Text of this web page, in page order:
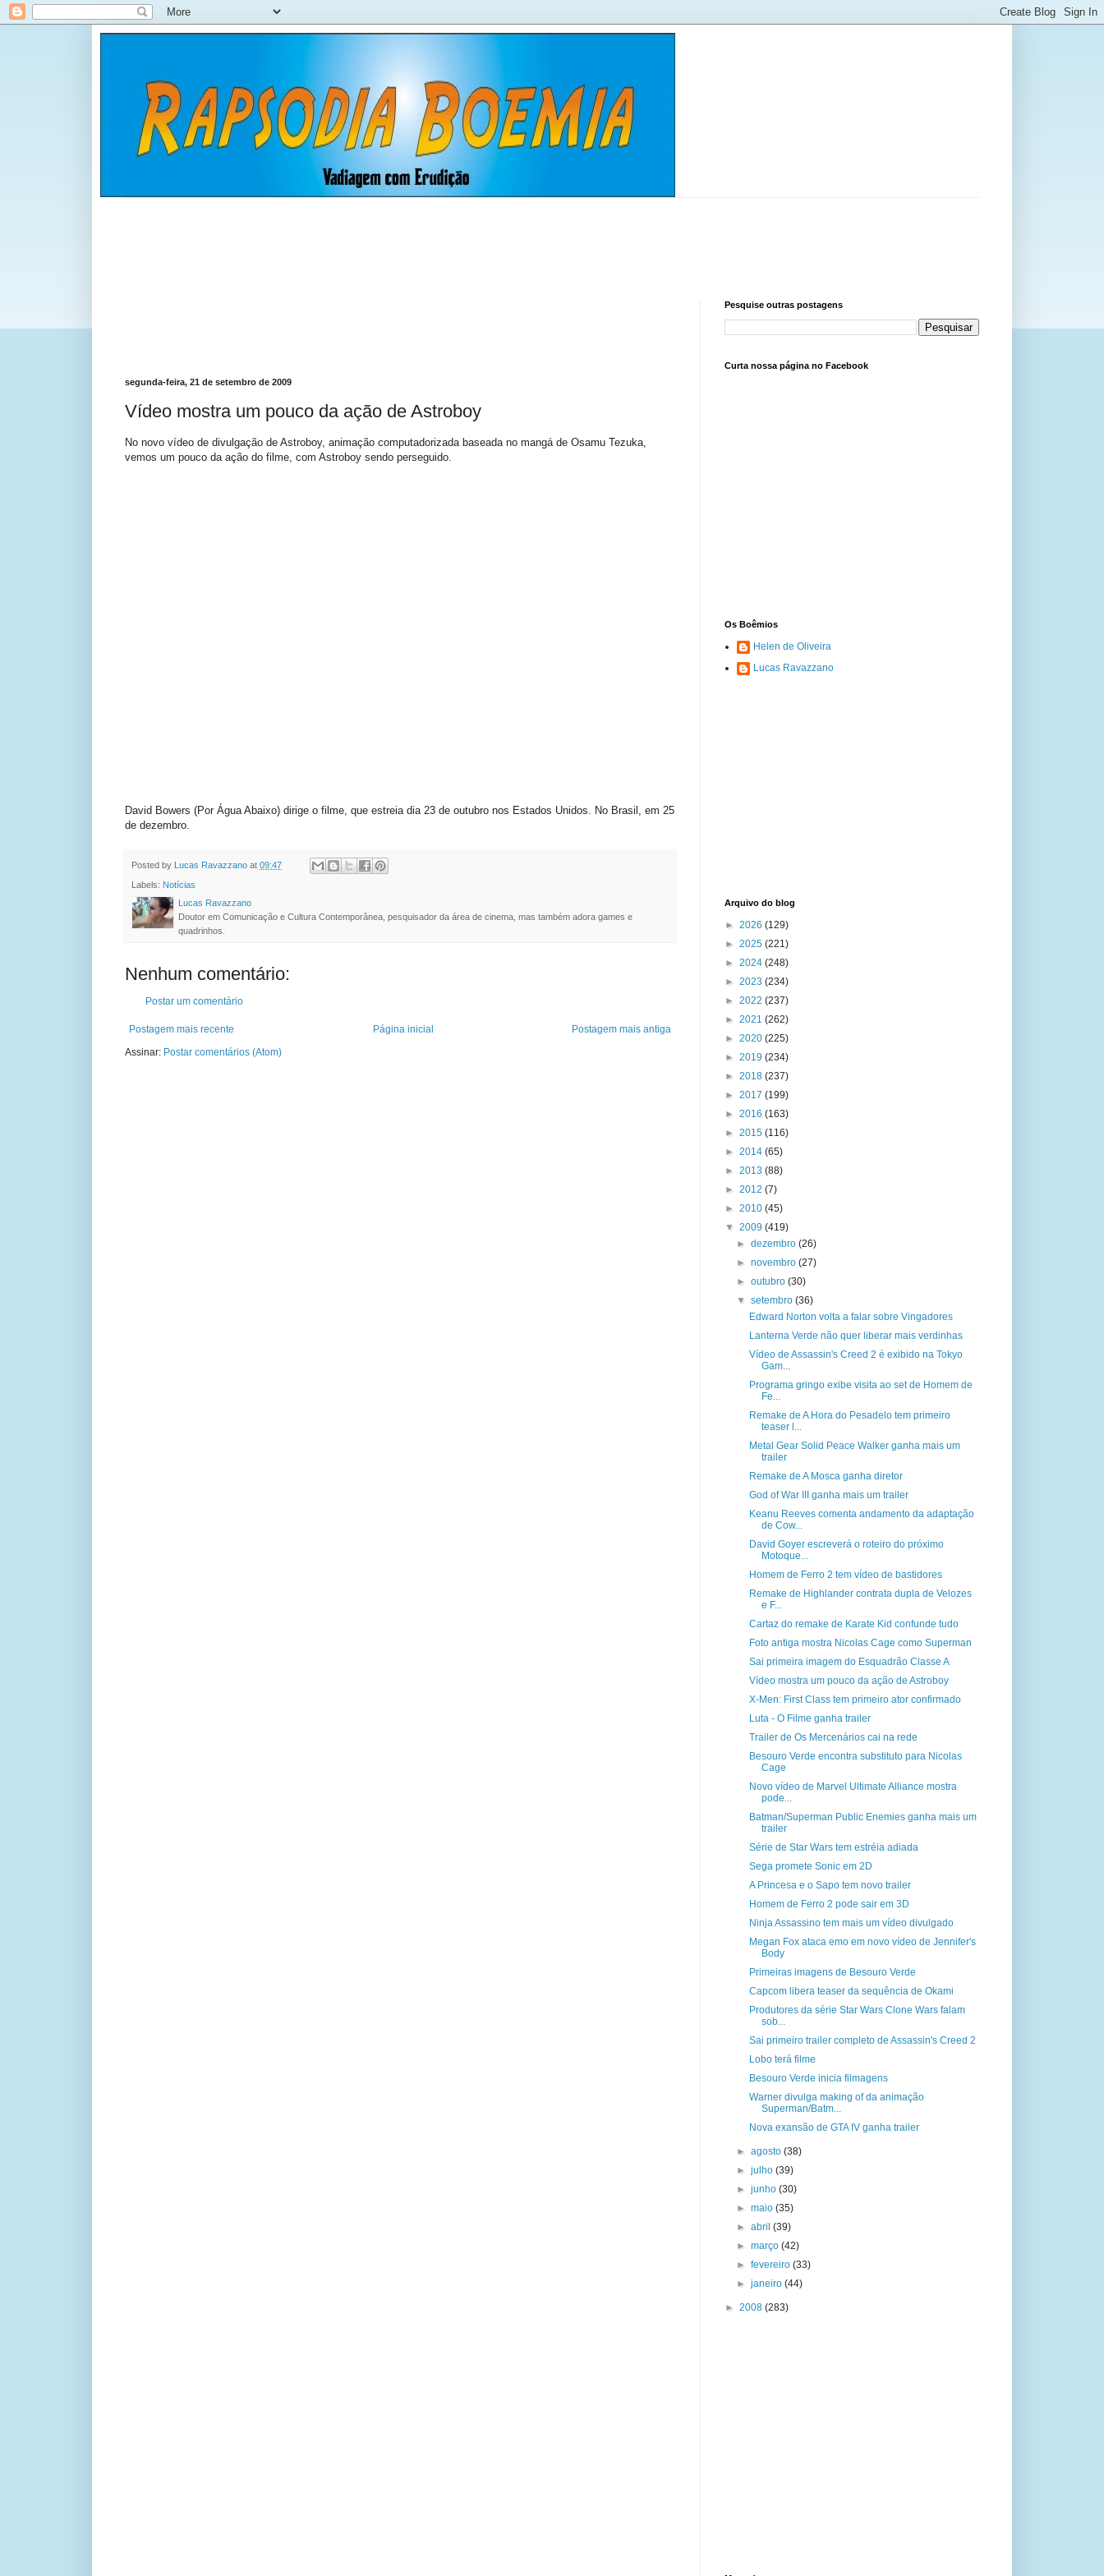
segunda-feira, 21 de setembro de 2009
Vídeo mostra um pouco da ação de Astroboy
No novo vídeo de divulgação de Astroboy, animação computadorizada baseada no mangá de Osamu Tezuka,
vemos um pouco da ação do filme, com Astroboy sendo perseguido.
David Bowers (Por Água Abaixo) dirige o filme, que estreia dia 23 de outubro nos Estados Unidos. No Brasil, em 25
de dezembro.
Posted by Lucas Ravazzano at 09:47
Labels: Notícias
Lucas Ravazzano
Doutor em Comunicação e Cultura Contemporânea, pesquisador da área de cinema, mas também adora games e
quadrinhos.
Nenhum comentário:
Postar um comentário
Postagem mais recente Postagem mais antiga
Página inicial
Assinar: Postar comentários (Atom)
Pesquise outras postagens
Curta nossa página no Facebook
Os Boêmios
Helen de Oliveira
Lucas Ravazzano
Arquivo do blog
► 2026 (129)
► 2025 (221)
► 2024 (248)
► 2023 (234)
► 2022 (237)
► 2021 (262)
► 2020 (225)
► 2019 (234)
► 2018 (237)
► 2017 (199)
► 2016 (163)
► 2015 (116)
► 2014 (65)
► 2013 (88)
► 2012 (7)
► 2010 (45)
▼ 2009 (419)
►dezembro(26)
►novembro(27)
►outubro(30)
▼setembro(36)
Edward Norton volta a falar sobre Vingadores
Lanterna Verde não quer liberar mais verdinhas
Vídeo de Assassin's Creed 2 é exibido na Tokyo
Gam...
Programa gringo exibe visita ao set de Homem de
Fe...
Remake de A Hora do Pesadelo tem primeiro
teaser l...
Metal Gear Solid Peace Walker ganha mais um
trailer
Remake de A Mosca ganha diretor
God of War III ganha mais um trailer
Keanu Reeves comenta andamento da adaptação
de Cow...
David Goyer escreverá o roteiro do próximo
Motoque...
Homem de Ferro 2 tem vídeo de bastidores
Remake de Highlander contrata dupla de Velozes
e F...
Cartaz do remake de Karate Kid confunde tudo
Foto antiga mostra Nicolas Cage como Superman
Sai primeira imagem do Esquadrão Classe A
Vídeo mostra um pouco da ação de Astroboy
X-Men: First Class tem primeiro ator confirmado
Luta - O Filme ganha trailer
Trailer de Os Mercenários cai na rede
Besouro Verde encontra substituto para Nicolas
Cage
Novo vídeo de Marvel Ultimate Alliance mostra
pode...
Batman/Superman Public Enemies ganha mais um
trailer
Série de Star Wars tem estréia adiada
Sega promete Sonic em 2D
A Princesa e o Sapo tem novo trailer
Homem de Ferro 2 pode sair em 3D
Ninja Assassino tem mais um vídeo divulgado
Megan Fox ataca emo em novo vídeo de Jennifer's
Body
Primeiras imagens de Besouro Verde
Capcom libera teaser da sequência de Okami
Produtores da série Star Wars Clone Wars falam
sob...
Sai primeiro trailer completo de Assassin's Creed 2
Lobo terá filme
Besouro Verde inicia filmagens
Warner divulga making of da animação
Superman/Batm...
Nova exansão de GTA IV ganha trailer
►agosto(38)
►julho(39)
►junho(30)
►maio(35)
►abril(39)
►março(42)
►fevereiro(33)
►janeiro(44)
► 2008 (283)